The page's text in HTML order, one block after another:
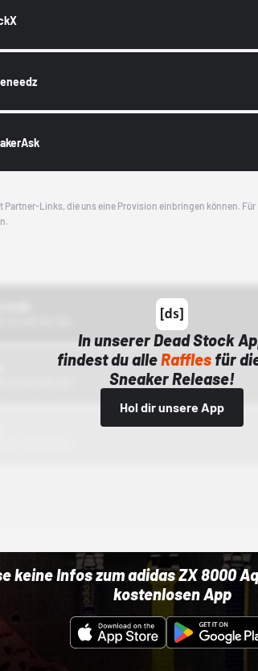
Partner-Links, die uns eine Provision einbringen können.
In unserer Dead Stock
findest du alleRaffles für
Sneaker Release!
Hol dir unsere App
keine Infos zum adidas ZX 8000
kostenlosen App